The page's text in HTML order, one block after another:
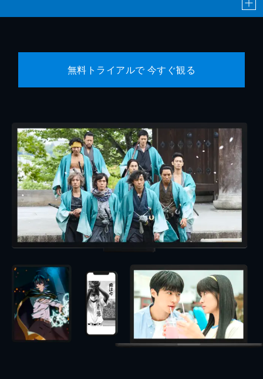
無料トライアルで 今すぐ観る